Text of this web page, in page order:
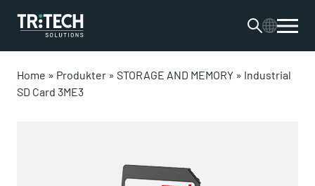
Home » Produkter » STORAGE AND MEMORY » Industrial
SD Card 3ME3